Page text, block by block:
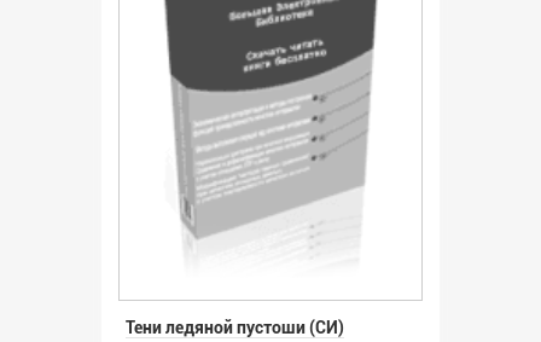
Тени ледяной пустоши (СИ)